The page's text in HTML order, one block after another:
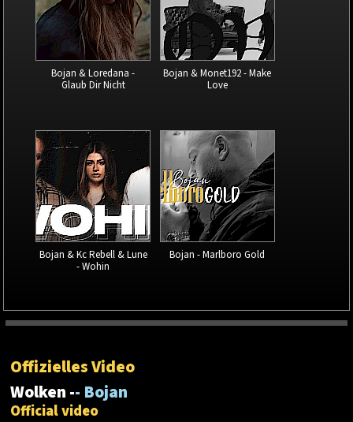
Bojan & Loredana -
Glaub Dir Nicht
Bojan & Monet192 - Make
Love
Bojan & Kc Rebell & Lune
- Wohin
Bojan - Marlboro Gold
Offizielles Video
Wolken -- Bojan
Official video